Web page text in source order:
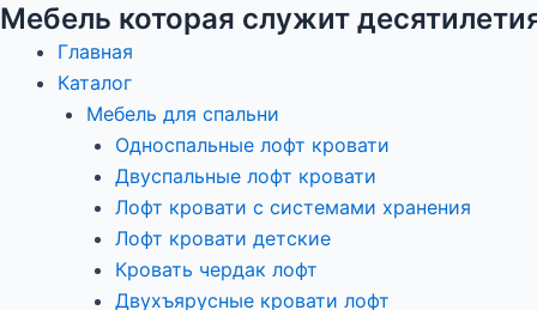
Мебель которая служит
Главная
Каталог
Мебель для спальни
Односпальные лофт кровати
Двуспальные лофт кровати
Лофт кровати с системами хранения
Лофт кровати детские
Кровать чердак лофт
Двухъярусные кровати лофт